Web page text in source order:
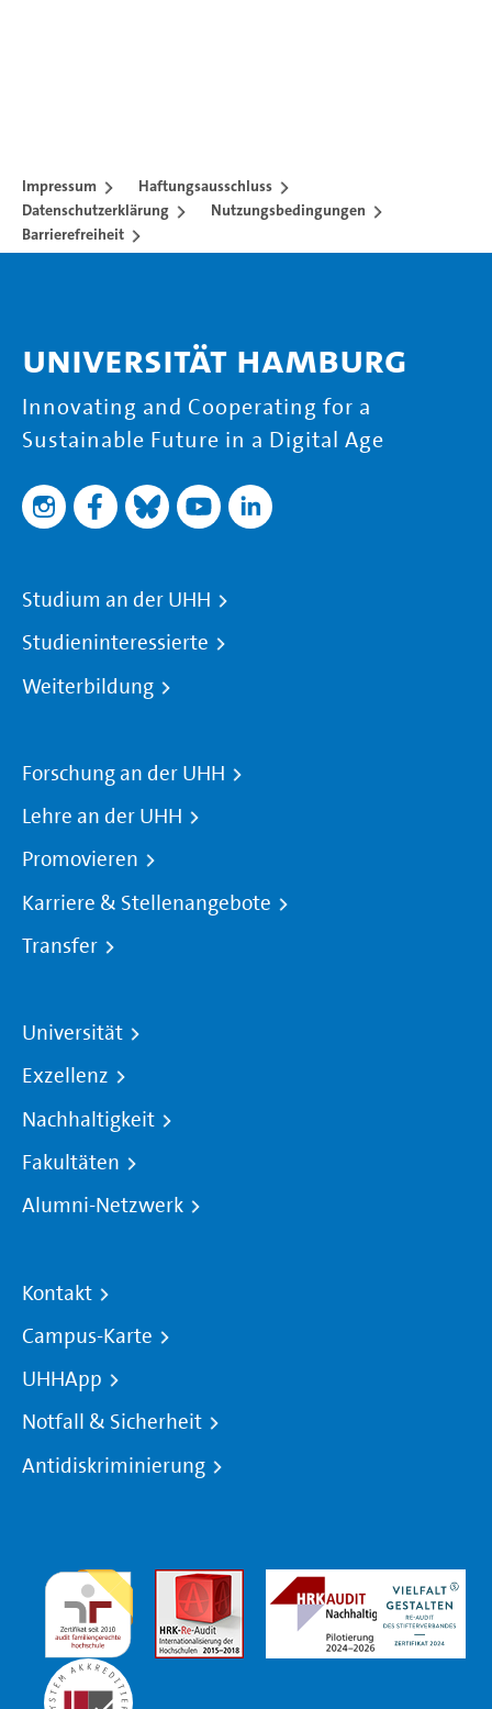
Impressum
Haftungsausschluss
Datenschutzerklärung
Nutzungsbedingungen
Barrierefreiheit
Universität Hamburg
Innovating and Cooperating for a
Sustainable Future in a Digital Age
Studium an der UHH
Studieninteressierte
Weiterbildung
Forschung an der UHH
Lehre an der UHH
Promovieren
Karriere & Stellenangebote
Transfer
Universität
Exzellenz
Nachhaltigkeit
Fakultäten
Alumni-Netzwerk
Kontakt
Campus-Karte
UHHApp
Notfall & Sicherheit
Antidiskriminierung